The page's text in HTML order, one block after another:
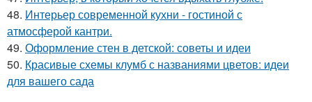
48. Интерьер современной кухни - гостиной с
атмосферой кантри.
49. Оформление стен в детской: советы и идеи
50. Красивые схемы клумб с названиями цветов: идеи
для вашего сада